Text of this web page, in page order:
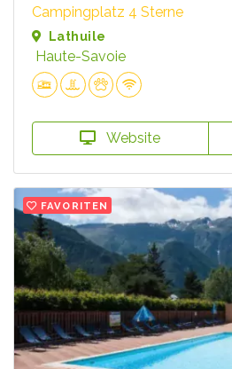
Campingplatz 4 Sterne
Lathuile
Haute-Savoie
Website
FAVORITEN